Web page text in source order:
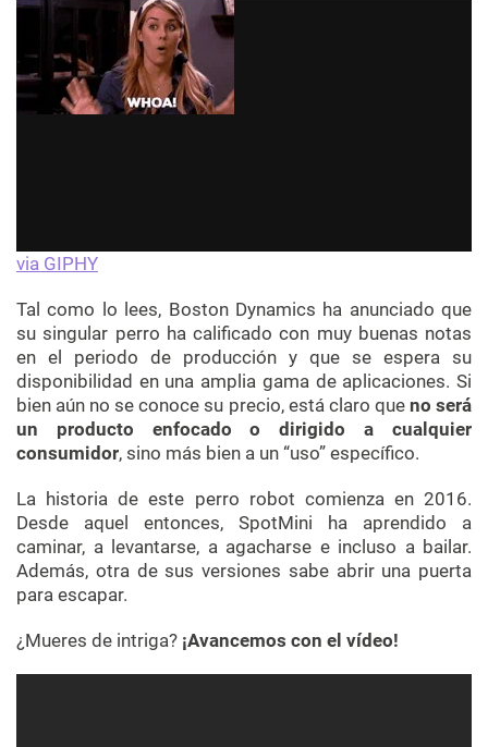
via GIPHY
Tal como lo lees, Boston Dynamics ha anunciado que
su singular perro ha calificado con muy buenas notas
en el periodo de producción y que se espera su
disponibilidad en una amplia gama de aplicaciones. Si
bien aún no se conoce su precio, está claro que no será
un producto enfocado o dirigido a cualquier
consumidor, sino más bien a un “uso” específico.
La historia de este perro robot comienza en 2016.
Desde aquel entonces, SpotMini ha aprendido a
caminar, a levantarse, a agacharse e incluso a bailar.
Además, otra de sus versiones sabe abrir una puerta
para escapar.
¿Mueres de intriga? ¡Avancemos con el vídeo!